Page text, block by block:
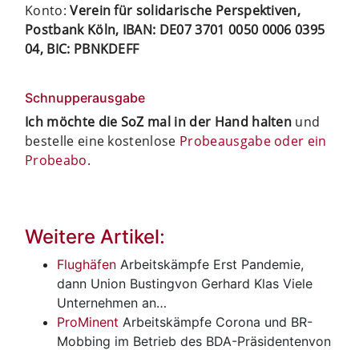
Konto:Verein für solidarische Perspektiven,
Postbank Köln, IBAN: DE07 3701 0050 0006 0395
04, BIC: PBNKDEFF
Schnupperausgabe
Ich möchte die SoZ mal in der Hand halten und
bestelle eine kostenlose Probeausgabe oder ein
Probeabo.
Weitere Artikel:
Flughäfen Arbeitskämpfe Erst Pandemie,
dann Union Bustingvon Gerhard Klas Viele
Unternehmen an…
ProMinent Arbeitskämpfe Corona und BR-
Mobbing im Betrieb des BDA-Präsidentenvon